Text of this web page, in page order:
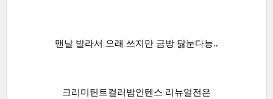
맨날 발라서 오래 쓰지만 금방 닳눈다능..
크리미틴트컬러밤인텐스 리뉴얼전은